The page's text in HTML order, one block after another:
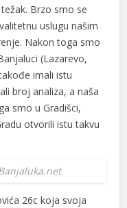
Brzo smo se
uslugu našim
Nakon toga smo
(Lazarevo,
imali istu
broj analiza, a naša
smo u Gradišci,
otvorili istu takvu
26c koja svoja